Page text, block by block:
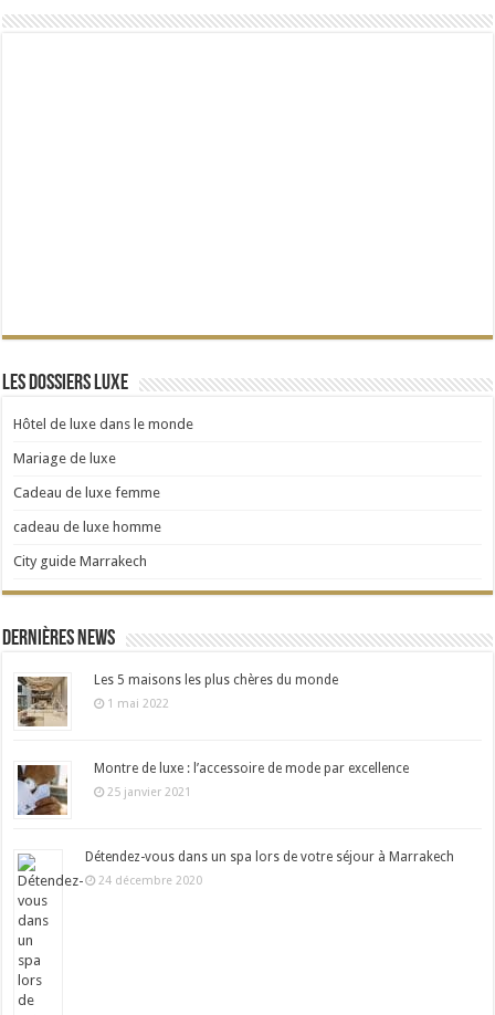
Les dossiers Luxe
Hôtel de luxe dans le monde
Mariage de luxe
Cadeau de luxe femme
cadeau de luxe homme
City guide Marrakech
Dernières news
Les 5 maisons les plus chères du monde
1 mai 2022
Montre de luxe : l’accessoire de mode par excellence
25 janvier 2021
Détendez-vous dans un spa lors de votre séjour à Marrakech
24 décembre 2020